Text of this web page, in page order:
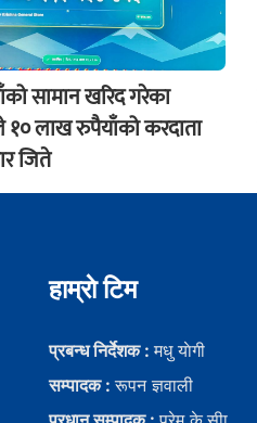
सामान खरिद गरेका
१० लाख रुपैयाँको करदाता
जिते
हाम्राे टिम
प्रबन्ध निर्देशक :मधु याेगी
सम्पादक :रूपन ज्ञवाली